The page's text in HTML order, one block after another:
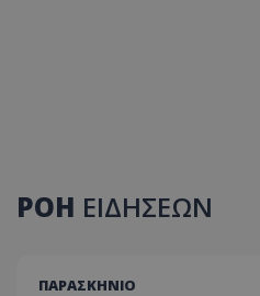
ΡΟΗ ΕΙΔΗΣΕΩΝ
ΠΑΡΑΣΚΗΝΙΟ